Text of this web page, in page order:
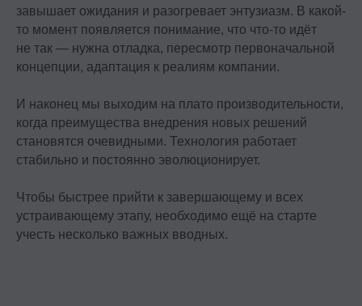
завышает ожидания и разогревает энтузиазм. В какой-
то момент появляется понимание, что что-то идёт
не так — нужна отладка, пересмотр первоначальной
концепции, адаптация к реалиям компании.
И наконец мы выходим на плато производительности,
когда преимущества внедрения новых решений
становятся очевидными. Технология работает
стабильно и постоянно эволюционирует.
Чтобы быстрее прийти к завершающему и всех
устраивающему этапу, необходимо ещё на старте
учесть несколько важных вводных.